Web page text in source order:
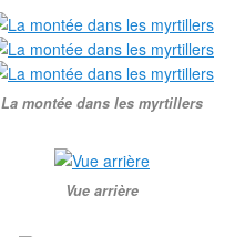
La montée dans les myrtillers
Vue arrière